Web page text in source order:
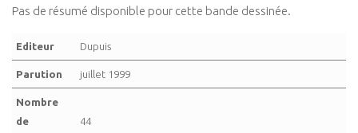
Pas de résumé disponible pour cette bande dessinée.
Editeur Dupuis
Parution juillet 1999
Nombre
de
44